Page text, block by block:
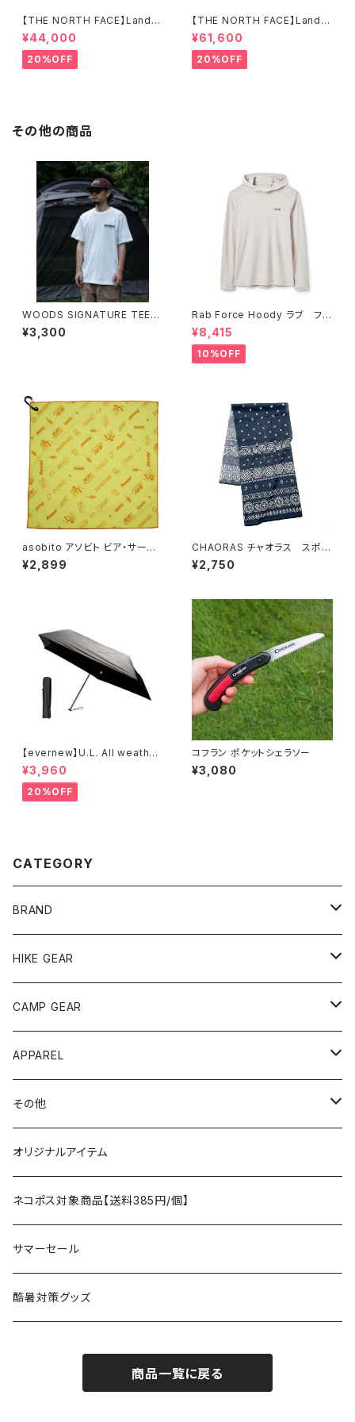
【THE NORTH FACE】Lander
2
¥44,000
20%OFF
【THE NORTH FACE】Lander
4
¥61,600
20%OFF
その他の商品
WOODS SIGNATURE TEE
※受注生産
¥3,300
Rab Force Hoody ラブ フォ
ースフーディー（メンズ）
¥8,415
10%OFF
asobito アソビト ビア・サーモ
ラップ
¥2,899
CHAORAS チャオラス スポー
ツ手ぬぐい
¥2,750
【evernew】U.L. All weather
umbrella
¥3,960
20%OFF
コフラン ポケットシェラソー
¥3,080
CATEGORY
BRAND
andwander
ANOBA
AO COOLERS
asobito
AS2OV
AXESQUIN
Ballistics
BEDROCK SANDALS
HIKE GEAR
テント、シェルター
バックパック
ポーチ／サコッシュ
ストレージ
パッキングアクセサリー
スリーピングギア
クッキングギア
ヘッドライト／ランタン
CAMP GEAR
テント、タープ
テント、シェルター
タープ
スリーピングギア
寝袋
マット
テーブル、チェア
テーブル
チェア
ランタン、ライト
燃料ランタン
LEDライト
焚火台／薪ストーブ
焚火台
暖房器具
クッキングギア
APPAREL
トップス
ボトムス
アンダーウェア
ハンドウェア
ヘッドギア
その他
遊び
フィッシング
ラジコン
ケア用品
雑貨
アウトレット
オリジナルアイテム
ネコポス対象商品【送料385円/個】
サマーセール
酷暑対策グッズ
商品一覧に戻る